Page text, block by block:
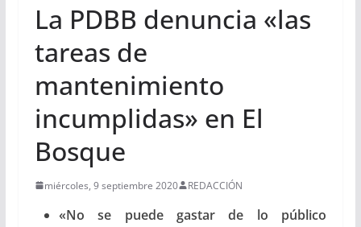
La PDBB denuncia «las
tareas de
mantenimiento
incumplidas» en El
Bosque
miércoles, 9 septiembre 2020 REDACCIÓN
«No se puede gastar de lo público